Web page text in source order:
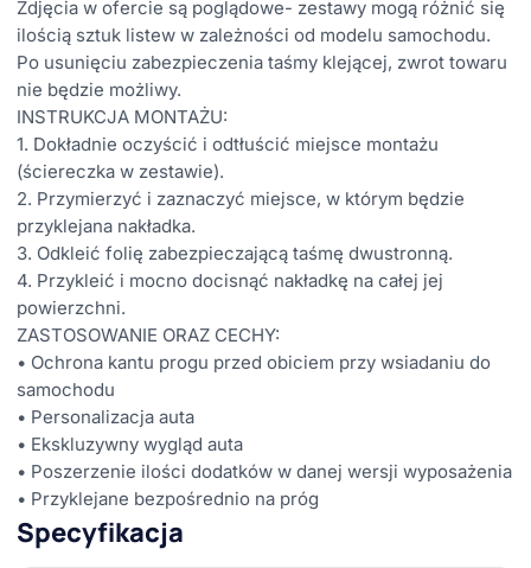
Zdjęcia w ofercie są poglądowe- zestawy mogą różnić się
ilością sztuk listew w zależności od modelu samochodu.
Po usunięciu zabezpieczenia taśmy klejącej, zwrot towaru
nie będzie możliwy.
INSTRUKCJA MONTAŻU:
1. Dokładnie oczyścić i odtłuścić miejsce montażu
(ściereczka w zestawie).
2. Przymierzyć i zaznaczyć miejsce, w którym będzie
przyklejana nakładka.
3. Odkleić folię zabezpieczającą taśmę dwustronną.
4. Przykleić i mocno docisnąć nakładkę na całej jej
powierzchni.
ZASTOSOWANIE ORAZ CECHY:
• Ochrona kantu progu przed obiciem przy wsiadaniu do
samochodu
• Personalizacja auta
• Ekskluzywny wygląd auta
• Poszerzenie ilości dodatków w danej wersji wyposażenia
• Przyklejane bezpośrednio na próg
Specyfikacja